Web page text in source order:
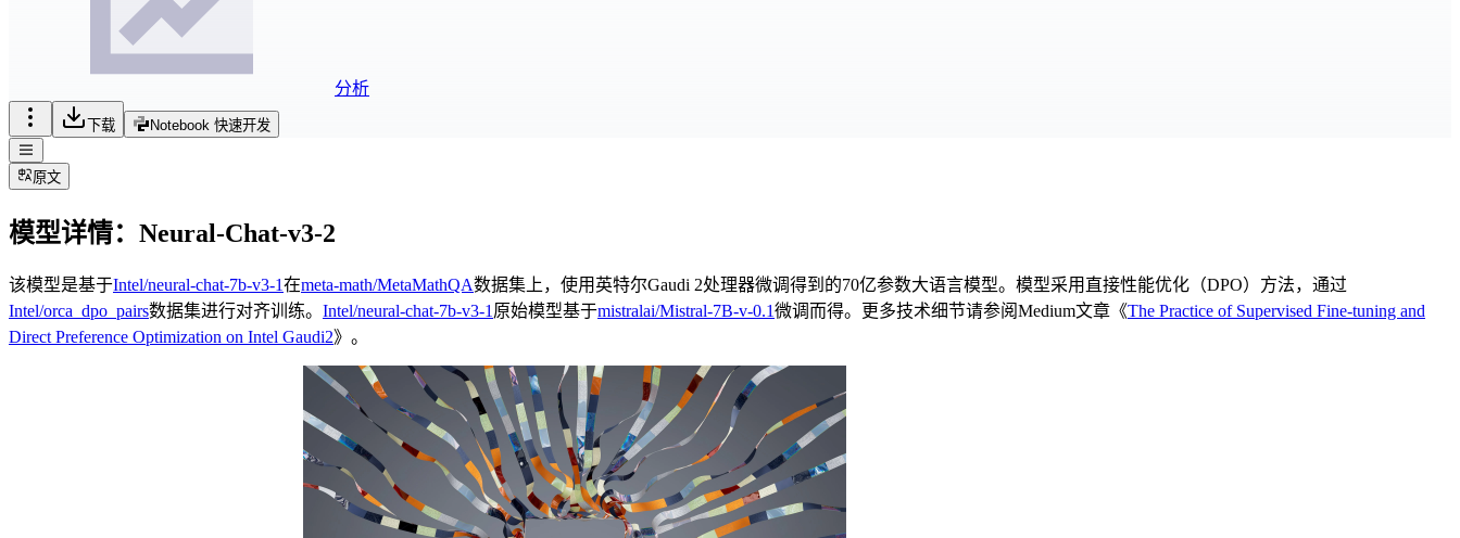
分析
下载 Notebook 快速开发
原文
模型详情：Neural-Chat-v3-2
该模型是基于Intel/neural-chat-7b-v3-1在meta-math/MetaMathQA数据集上，使用英特尔Gaudi 2处理器微调得到的70亿参数大语言模型。模型采用直接性能优化（DPO）方法，通过
Intel/orca_dpo_pairs数据集进行对齐训练。 Intel/neural-chat-7b-v3-1原始模型基于mistralai/Mistral-7B-v-0.1微调而得。更多技术细节请参阅Medium文章《The Practice of Supervised Fine-tuning and
Direct Preference Optimization on Intel Gaudi2》。